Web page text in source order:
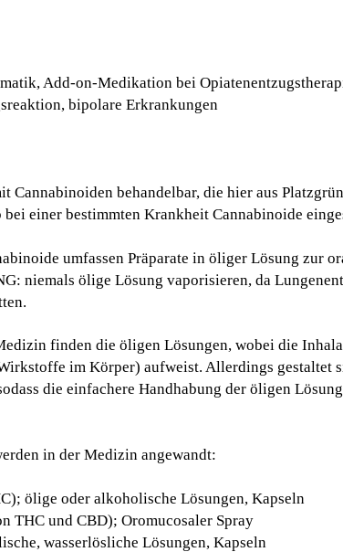
Add-on-Medikation bei
bipolare Erkrankungen
Cannabinoiden behandelbar, die hier aus
einer bestimmten Krankheit Cannabinoide
umfassen Präparate in öliger Lösung zur
niemals ölige Lösung vaporisieren, da
finden die öligen Lösungen, wobei die
im Körper) aufweist. Allerdings gestaltet
die einfachere Handhabung der öligen
in der Medizin angewandt:
ölige oder alkoholische Lösungen, Kapseln
THC und CBD); Oromucosaler Spray
wasserlösliche Lösungen, Kapseln